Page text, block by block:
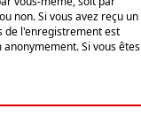
non. Si vous avez reçu un
de l'enregistrement est
Si vous êtes